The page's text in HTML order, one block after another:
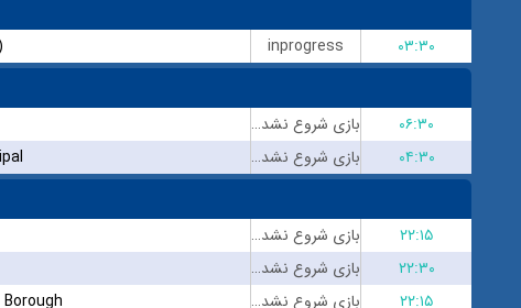
inprogress
۰۳:۳۰
بازی شروع نشده است
۰۶:۳۰
بازی شروع نشده است
۰۴:۳۰
بازی شروع نشده است
۲۲:۱۵
بازی شروع نشده است
۲۲:۳۰
بازی شروع نشده است
۲۲:۱۵